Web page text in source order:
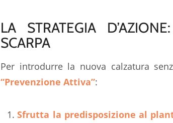
LA STRATEGIA
SCARPA
Per introdurre la nuova calzatura
“Prevenzione Attiva”:
Sfrutta la predisposizione al